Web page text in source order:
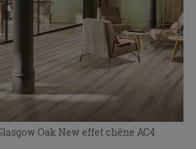
Oak New effet chêne AC4